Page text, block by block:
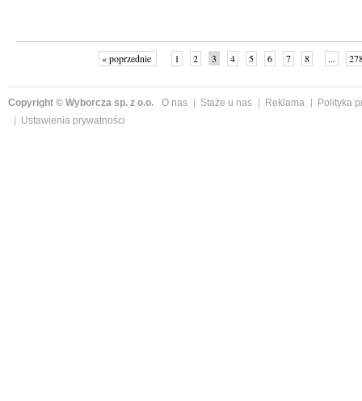
« poprzednie 1 2 3 4 5 6 7 8 ...
Copyright © Wyborcza sp. z o.o. O nas Staże u nas Reklama
Polityka
Ustawienia prywatności